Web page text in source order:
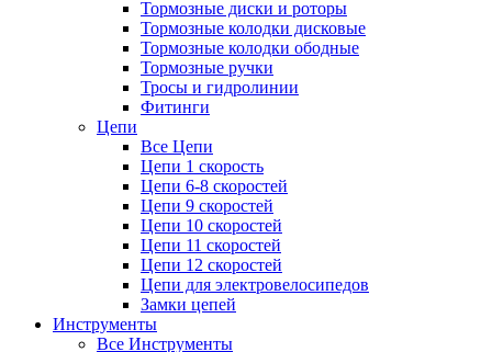
Тормозные диски и роторы
Тормозные колодки дисковые
Тормозные колодки ободные
Тормозные ручки
Тросы и гидролинии
Фитинги
Цепи
Все Цепи
Цепи 1 скорость
Цепи 6-8 скоростей
Цепи 9 скоростей
Цепи 10 скоростей
Цепи 11 скоростей
Цепи 12 скоростей
Цепи для электровелосипедов
Замки цепей
Инструменты
Все Инструменты